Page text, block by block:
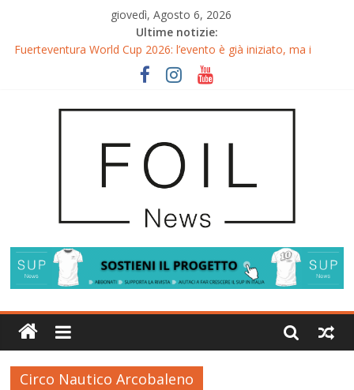
giovedì, Agosto 6, 2026
Ultime notizie:
Fuerteventura World Cup 2026: l’evento è già iniziato, ma i
riflettori si accendono sul Wingfoil!
Fuerteventura FreeFly-Slalom 2026: Cappuzzo e Belloeuvre
Gran Canaria GWA Wingfoil World Cup 2026: Spettacolo e
adrenalina a Pozo Izquierdo
Circo Nautico Arcobaleno